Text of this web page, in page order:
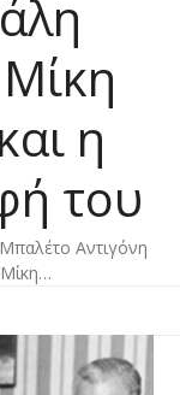
η
του
Μπαλέτο Αντιγόνη